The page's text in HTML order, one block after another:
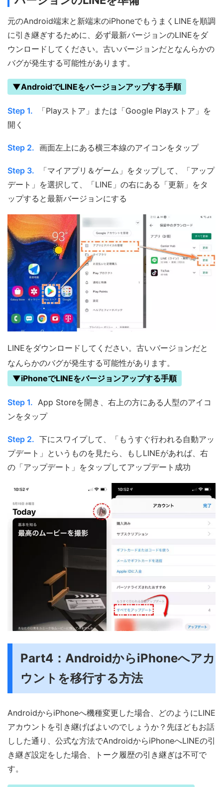
元のAndroid端末と新端末のiPhoneでもうまくLINEを順調
に引き継ぎするために、必ず最新バージョンのLINEをダ
ウンロードしてください。古いバージョンだとなんらかの
バグが発生する可能性があります。
▼AndroidでLINEをバージョンアップする手順
Step 1.
「Playストア」または「Google Playストア」を
開く
Step 2. 画面左上にある横三本線のアイコンをタップ
Step 3.
「マイアプリ＆ゲーム」をタップして、「アップ
デート」を選択して、「LINE」の右にある「更新」をタ
ップすると最新バージョンにする
LINEをダウンロードしてください。古いバージョンだと
なんらかのバグが発生する可能性があります。
▼iPhoneでLINEをバージョンアップする手順
Step 1. App Storeを開き、右上の方にある人型のアイコ
ンをタップ
Step 2. 下にスワイプして、「もうすぐ行われる自動アッ
プデート」というものを見たら、もしLINEがあれば、右
の「アップデート」をタップしてアップデート成功
Part4：AndroidからiPhoneへアカ
ウントを移行する方法
AndroidからiPhoneへ機種変更した場合、どのようにLINE
アカウントを引き継げばよいのでしょうか？先ほどもお話
しした通り、公式な方法でAndroidからiPhoneへLINEの引
き継ぎ設定をした場合、トーク履歴の引き継ぎは不可で
す。